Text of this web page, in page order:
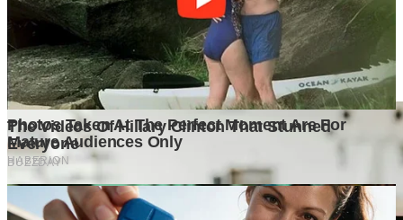
Tulis Komentar
Belum ada komentar. Jadilah yang pertama!
Baca Juga